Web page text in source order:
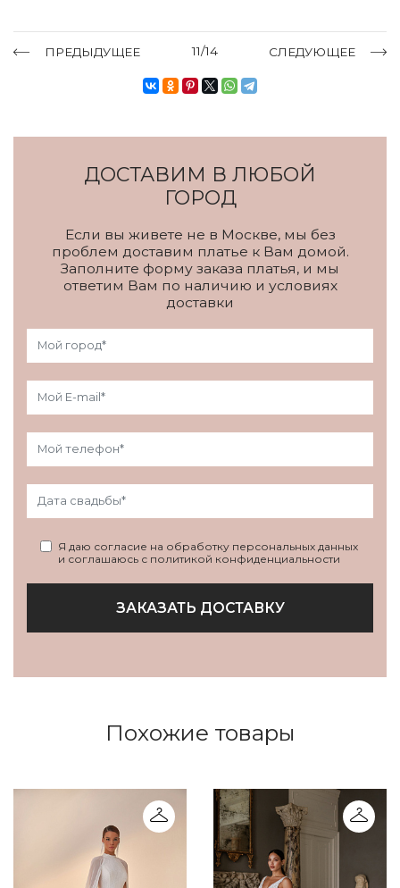
ПРЕДЫДУЩЕЕ 11/14 СЛЕДУЮЩЕЕ
ДОСТАВИМ В ЛЮБОЙ
ГОРОД
Если вы живете не в Москве, мы без
проблем доставим платье к Вам домой.
Заполните форму заказа платья, и мы
ответим Вам по наличию и условиях
доставки
Я даю согласие на обработку персональных данных
и соглашаюсь с политикой конфиденциальности
ЗАКАЗАТЬ ДОСТАВКУ
Похожие товары